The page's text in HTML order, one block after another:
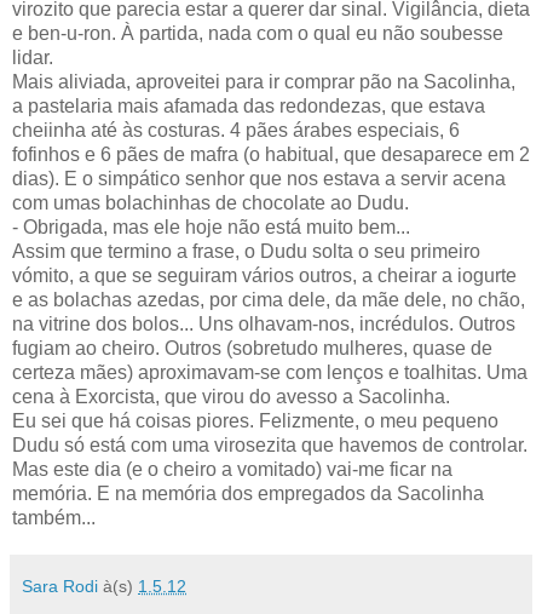
virozito que parecia estar a querer dar sinal. Vigilância, dieta
e ben-u-ron. À partida, nada com o qual eu não soubesse
lidar.
Mais aliviada, aproveitei para ir comprar pão na Sacolinha,
a pastelaria mais afamada das redondezas, que estava
cheiinha até às costuras. 4 pães árabes especiais, 6
fofinhos e 6 pães de mafra (o habitual, que desaparece em 2
dias). E o simpático senhor que nos estava a servir acena
com umas bolachinhas de chocolate ao Dudu.
- Obrigada, mas ele hoje não está muito bem...
Assim que termino a frase, o Dudu solta o seu primeiro
vómito, a que se seguiram vários outros, a cheirar a iogurte
e as bolachas azedas, por cima dele, da mãe dele, no chão,
na vitrine dos bolos... Uns olhavam-nos, incrédulos. Outros
fugiam ao cheiro. Outros (sobretudo mulheres, quase de
certeza mães) aproximavam-se com lenços e toalhitas. Uma
cena à Exorcista, que virou do avesso a Sacolinha.
Eu sei que há coisas piores. Felizmente, o meu pequeno
Dudu só está com uma virosezita que havemos de controlar.
Mas este dia (e o cheiro a vomitado) vai-me ficar na
memória. E na memória dos empregados da Sacolinha
também...
Sara Rodi à(s) 1.5.12